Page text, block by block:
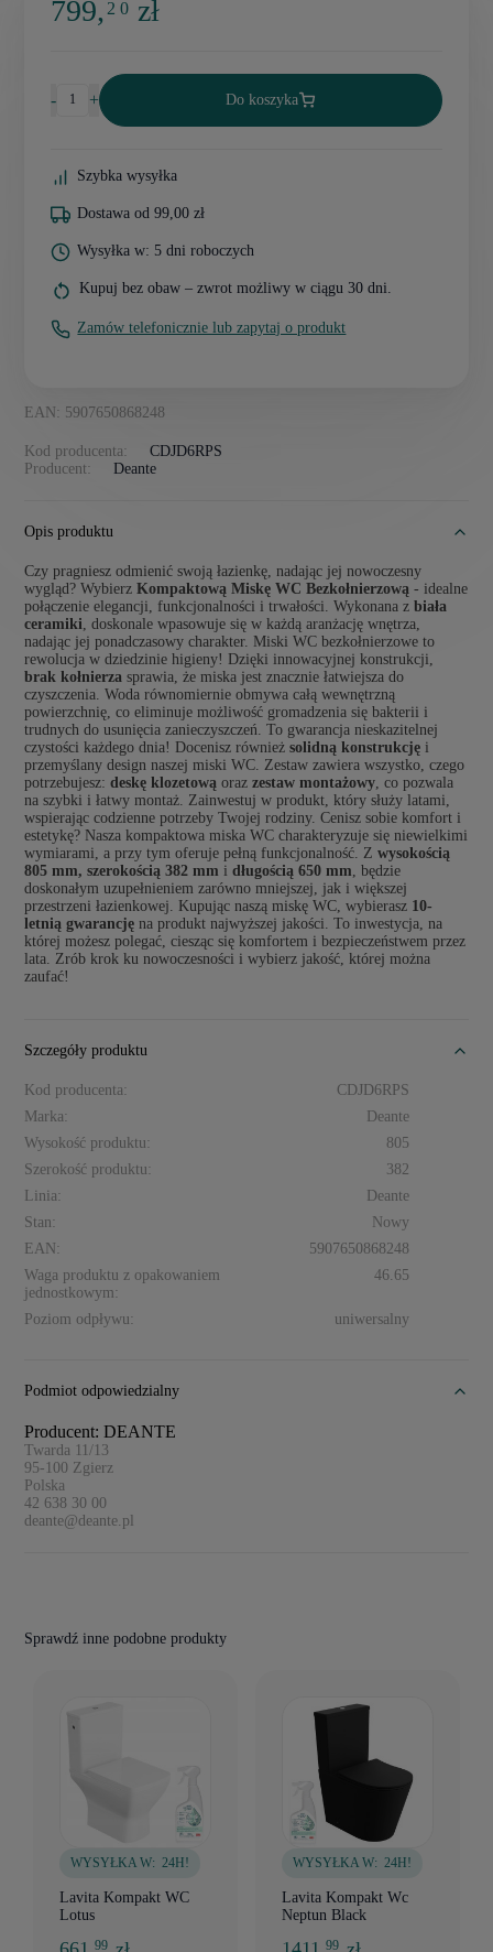
EAN: 5907650868248
Kod producenta:
CDJD6RPS
Producent:
Deante
799,2 0 zł
- + Do koszyka
Szybka wysyłka
Dostawa od 99,00 zł
Wysyłka w: 5 dni roboczych
Kupuj bez obaw – zwrot możliwy w ciągu 30 dni.
Zamów telefonicznie lub zapytaj o produkt
Opis produktu
Czy pragniesz odmienić swoją łazienkę, nadając jej nowoczesny
wygląd? WybierzKompaktową Miskę WC Bezkołnierzową - idealne
połączenie elegancji, funkcjonalności i trwałości. Wykonana zbiała
ceramiki , doskonale wpasowuje się w każdą aranżację wnętrza,
nadając jej ponadczasowy charakter. Miski WC bezkołnierzowe to
rewolucja w dziedzinie higieny! Dzięki innowacyjnej konstrukcji,
brak kołnierza sprawia, że miska jest znacznie łatwiejsza do
czyszczenia. Woda równomiernie obmywa całą wewnętrzną
powierzchnię, co eliminuje możliwość gromadzenia się bakterii i
trudnych do usunięcia zanieczyszczeń. To gwarancja nieskazitelnej
czystości każdego dnia! Docenisz równieżsolidną konstrukcję i
przemyślany design naszej miski WC. Zestaw zawiera wszystko, czego
potrzebujesz:deskę klozetową orazzestaw montażowy , co pozwala
na szybki i łatwy montaż. Zainwestuj w produkt, który służy latami,
wspierając codzienne potrzeby Twojej rodziny. Cenisz sobie komfort i
estetykę? Nasza kompaktowa miska WC charakteryzuje się niewielkimi
wymiarami, a przy tym oferuje pełną funkcjonalność. Zwysokością
805 mm, szerokością 382 mm idługością 650 mm , będzie
doskonałym uzupełnieniem zarówno mniejszej, jak i większej
przestrzeni łazienkowej. Kupując naszą miskę WC, wybierasz 10-
letnią gwarancję na produkt najwyższej jakości. To inwestycja, na
której możesz polegać, ciesząc się komfortem i bezpieczeństwem przez
lata. Zrób krok ku nowoczesności i wybierz jakość, której można
zaufać!
Szczegóły produktu
Kod producenta:
CDJD6RPS
Marka:
Deante
Wysokość produktu:
805
Szerokość produktu:
382
Linia:
Deante
Stan:
Nowy
EAN:
5907650868248
Waga produktu z opakowaniem
jednostkowym:
46.65
Poziom odpływu: uniwersalny
Podmiot odpowiedzialny
Producent: DEANTE
Twarda 11/13
95-100 Zgierz
Polska
42 638 30 00
deante@deante.pl
Sprawdź inne podobne produkty
WYSYŁKA W: 24H!
Lavita Kompakt WC
Lotus
99
WYSYŁKA W: 24H!
Lavita Kompakt Wc
Neptun Black
99